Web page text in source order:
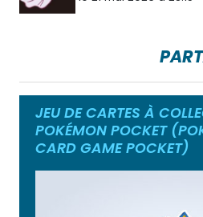
JEU DE CARTES À
POKÉMON POCKET
CARD GAME POCKET)